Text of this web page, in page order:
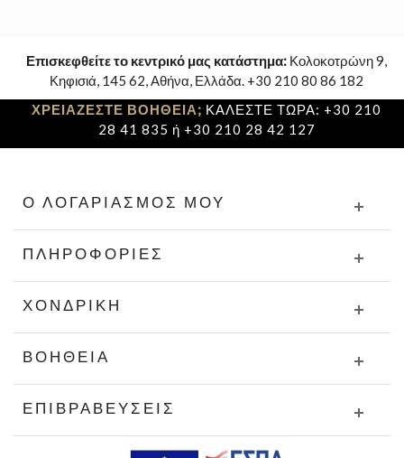
Επισκεφθείτε το κεντρικό μας κατάστημα: Κολοκοτρώνη 9,
Κηφισιά, 145 62, Αθήνα, Ελλάδα. +30 210 80 86 182
ΧΡΕΙΑΖΕΣΤΕ ΒΟΗΘΕΙΑ; ΚΑΛΕΣΤΕ ΤΩΡΑ: +30 210
28 41 835 ή +30 210 28 42 127
Ο ΛΟΓΑΡΙΑΣΜΌΣ ΜΟΥ
ΠΛΗΡΟΦΟΡΊΕΣ
ΧΟΝΔΡΙΚΉ
ΒΟΉΘΕΙΑ
ΕΠΙΒΡΑΒΕΎΣΕΙΣ